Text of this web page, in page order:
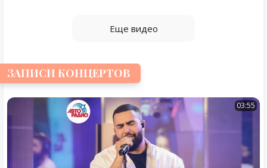
Еще видео
ЗАПИСИ КОНЦЕРТОВ
03:55